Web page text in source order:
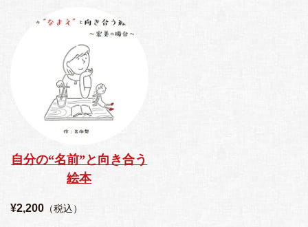
自分の“名前”と向き合う
絵本
¥2,200 （税込）